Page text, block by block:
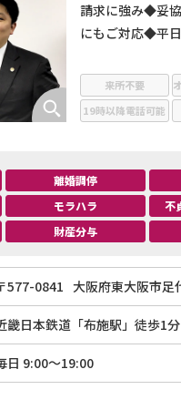
請求に強み◆妥
にもご対応◆平
初回のご相談
アクセス
来所不要
19時以降電話可能
離婚調停
モラハラ 不
財産分与
577-0841 大阪府東大阪市足
畿日本鉄道「布施駅」徒歩1分
日 9:00～19:00